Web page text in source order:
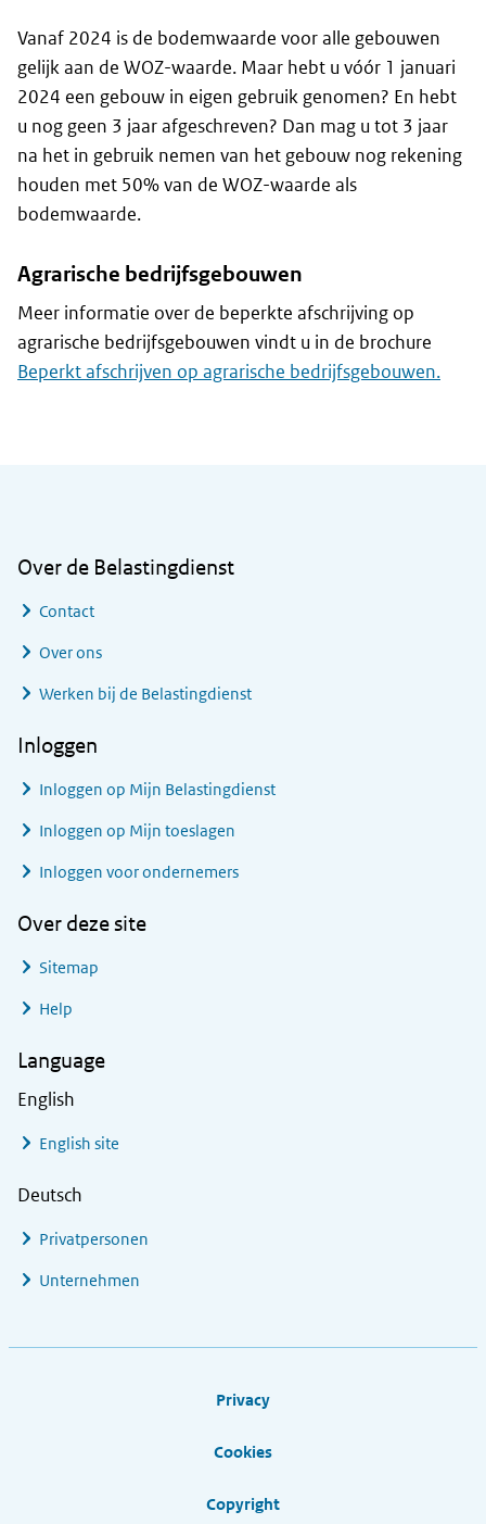
Vanaf 2024 is de bodemwaarde voor alle gebouwen
gelijk aan de WOZ-waarde. Maar hebt u vóór 1 januari
2024 een gebouw in eigen gebruik genomen? En hebt
u nog geen 3 jaar afgeschreven? Dan mag u tot 3 jaar
na het in gebruik nemen van het gebouw nog rekening
houden met 50% van de WOZ-waarde als
bodemwaarde.
Agrarische bedrijfsgebouwen
Meer informatie over de beperkte afschrijving op
agrarische bedrijfsgebouwen vindt u in de brochure
Beperkt afschrijven op agrarische bedrijfsgebouwen.
Over de Belastingdienst
Contact
Over ons
Werken bij de Belastingdienst
Inloggen
Inloggen op Mijn Belastingdienst
Inloggen op Mijn toeslagen
Inloggen voor ondernemers
Over deze site
Sitemap
Help
Language
English
English site
Deutsch
Privatpersonen
Unternehmen
Privacy
Cookies
Copyright